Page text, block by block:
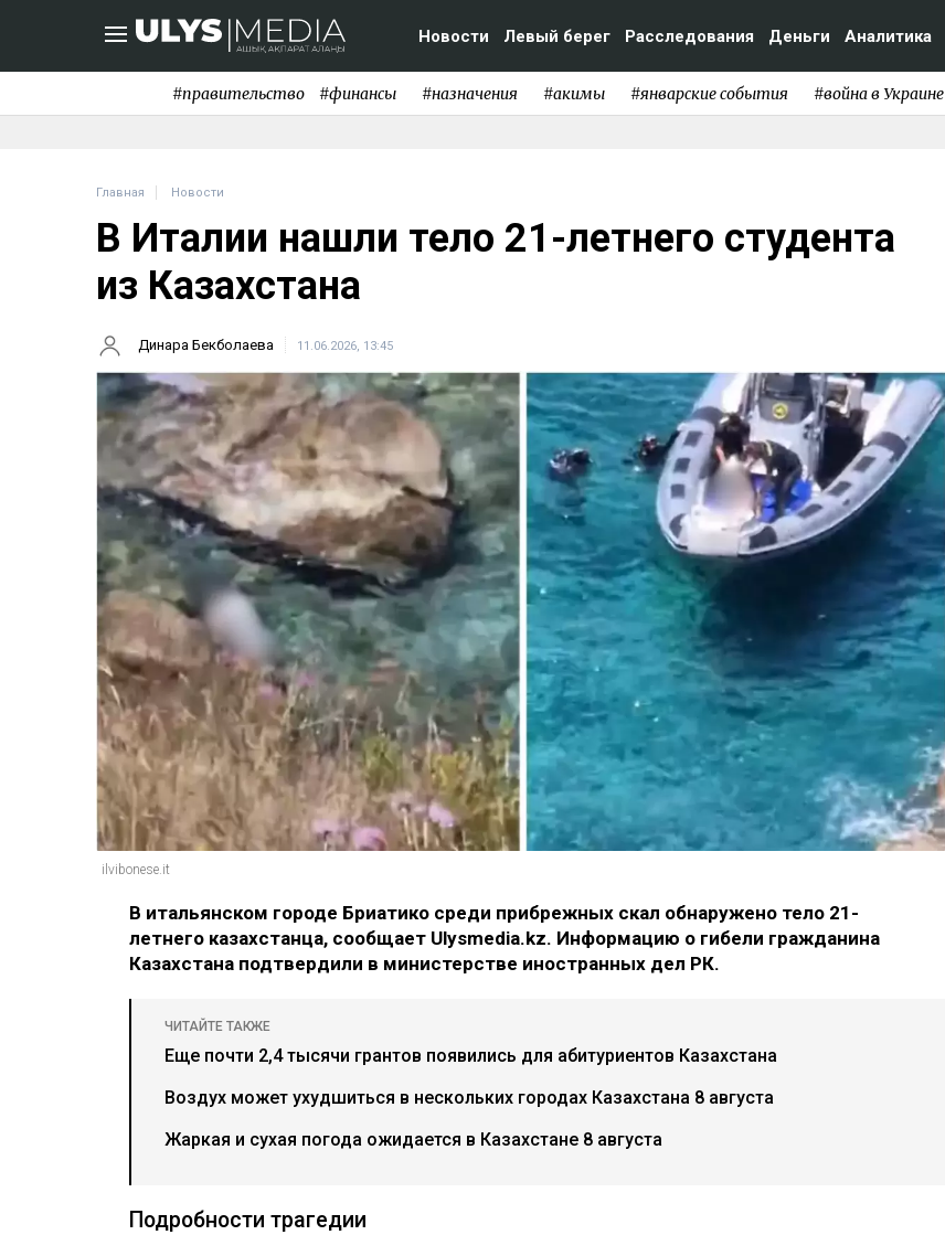
Новости Левый берег Расследования Деньги Аналитика
#правительство #финансы #назначения #акимы #январские события #война в Украине
Главная Новости
В Италии нашли тело 21-летнего студента
из Казахстана
Динара Бекболаева 11.06.2026, 13:45
ilvibonese.it
В итальянском городе Бриатико среди прибрежных скал обнаружено тело 21-
летнего казахстанца, сообщает Ulysmedia.kz. Информацию о гибели гражданина
Казахстана подтвердили в министерстве иностранных дел РК.
ЧИТАЙТЕ ТАКЖЕ
Еще почти 2,4 тысячи грантов появились для абитуриентов Казахстана
Воздух может ухудшиться в нескольких городах Казахстана 8 августа
Жаркая и сухая погода ожидается в Казахстане 8 августа
Подробности трагедии